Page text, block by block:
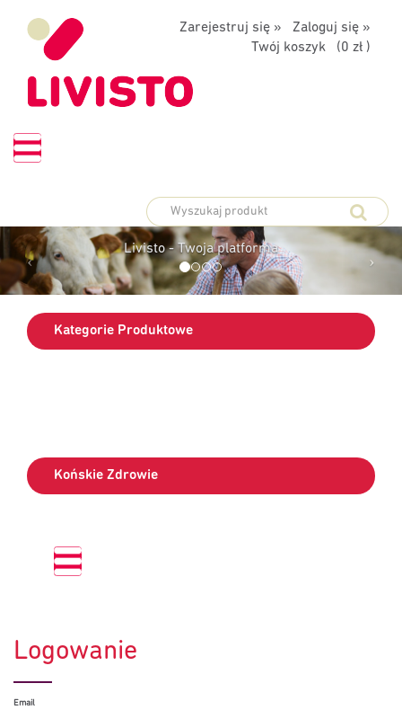
Zarejestruj się »
Zaloguj się »
Twój koszyk (0 zł )
ZAMÓWIEŃ
Livisto - Twoja platforma
Kategorie Produktowe
Końskie Zdrowie
Logowanie
Email